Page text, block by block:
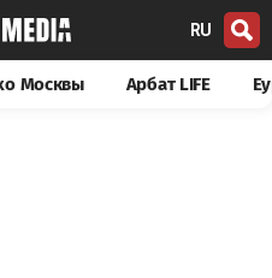
RU
Москвы Арбат LIFE